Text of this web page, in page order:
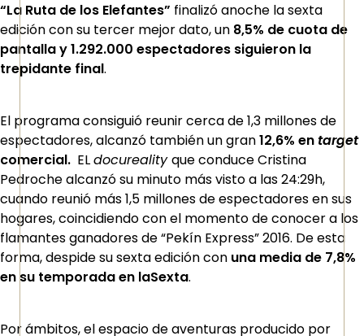
“La Ruta de los Elefantes” finalizó anoche la sexta
edición con su tercer mejor dato, un 8,5% de cuota de
pantalla y 1.292.000 espectadores siguieron la
trepidante final.
El programa consiguió reunir cerca de 1,3 millones de
espectadores, alcanzó también un gran12,6% entarget
comercial. ELdocurealityque conduce Cristina
Pedroche alcanzó su minuto más visto a las 24:29h,
cuando reunió más 1,5 millones de espectadores en sus
hogares, coincidiendo con el momento de conocer a los
flamantes ganadores de “Pekín Express” 2016. De esta
forma, despide su sexta edición con una media de 7,8%
en su temporada en laSexta.
Por ámbitos, el espacio de aventuras producido por